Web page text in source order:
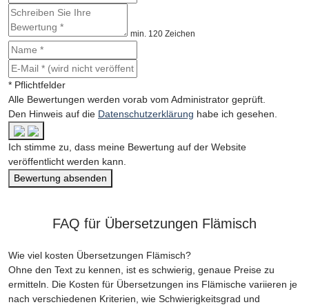
min. 120 Zeichen
* Pflichtfelder
Alle Bewertungen werden vorab vom Administrator geprüft.
Den Hinweis auf die Datenschutzerklärung habe ich gesehen.
Ich stimme zu, dass meine Bewertung auf der Website
veröffentlicht werden kann.
Bewertung absenden
FAQ für Übersetzungen Flämisch
Wie viel kosten Übersetzungen Flämisch?
Ohne den Text zu kennen, ist es schwierig, genaue Preise zu
ermitteln. Die Kosten für Übersetzungen ins Flämische variieren je
nach verschiedenen Kriterien, wie Schwierigkeitsgrad und